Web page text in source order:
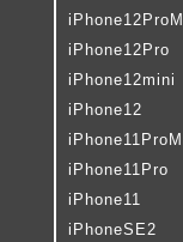
iPhone12Pro
iPhone12mini
iPhone12
iPhone11Pro
iPhone11
iPhoneSE2